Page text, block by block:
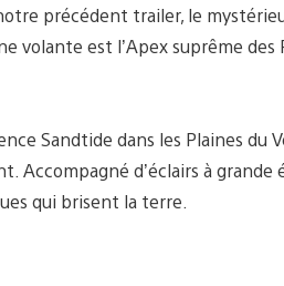
précédent trailer, le
volante est l’Apex suprême des
Sandtide dans les Plaines du
d’éclairs à grande
qui brisent la terre.